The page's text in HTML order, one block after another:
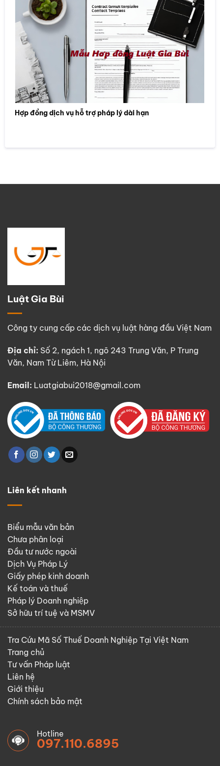
Hợp đồng dịch vụ hỗ trợ pháp lý dài hạn
Luật Gia Bùi
Công ty cung cấp các dịch vụ luật hàng đầu Việt Nam
Địa chỉ: Số 2, ngách 1, ngõ 243 Trung Văn, P Trung
Văn, Nam Từ Liêm, Hà Nội
Email: Luatgiabui2018@gmail.com
Liên kết nhanh
Biểu mẫu văn bản
Chưa phân loại
Đầu tư nước ngoài
Dịch Vụ Pháp Lý
Giấy phép kinh doanh
Kế toán và thuế
Pháp lý Doanh nghiệp
Sở hữu trí tuệ và MSMV
Tra Cứu Mã Số Thuế Doanh Nghiệp Tại Việt Nam
Trang chủ
Tư vấn Pháp luật
Liên hệ
Giới thiệu
Chính sách bảo mật
Hotline
097.110.6895